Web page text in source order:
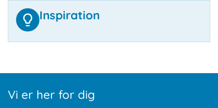
Inspiration
Vi er her for dig